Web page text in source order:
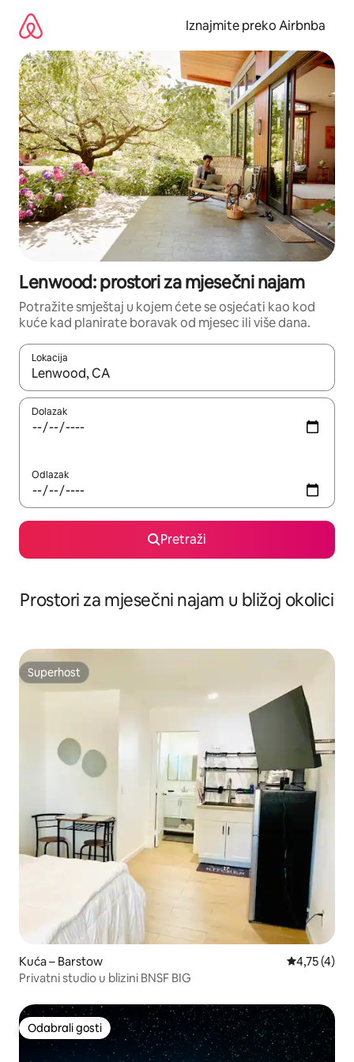
sadržaj
Iznajmite preko Airbnba
Lenwood: prostori za mjesečni najam
Potražite smještaj u kojem ćete se osjećati kao kod
kuće kad planirate boravak od mjesec ili više dana.
Lokacija
Kada budu dostupni rezultati, moći ćete ih pregledati
Dolazak
Odlazak
Pretraži
Prostori za mjesečni najam u bližoj okolici
Superhost
Superhost
Kuća – Barstow Prosječna
4,75 (4)
Privatni studio u blizini BNSF BIG
Odabrali gosti
Odabrali gosti